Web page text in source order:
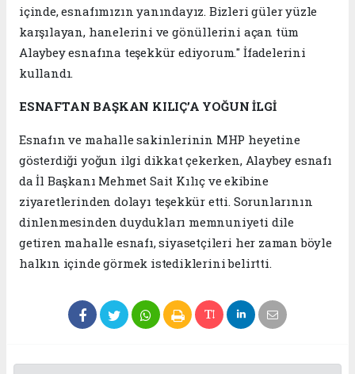
içinde, esnafımızın yanındayız. Bizleri güler yüzle
karşılayan, hanelerini ve gönüllerini açan tüm
Alaybey esnafına teşekkür ediyorum." İfadelerini
kullandı.
ESNAFTAN BAŞKAN KILIÇ’A YOĞUN İLGİ
Esnafın ve mahalle sakinlerinin MHP heyetine
gösterdiği yoğun ilgi dikkat çekerken, Alaybey esnafı
da İl Başkanı Mehmet Sait Kılıç ve ekibine
ziyaretlerinden dolayı teşekkür etti. Sorunlarının
dinlenmesinden duydukları memnuniyeti dile
getiren mahalle esnafı, siyasetçileri her zaman böyle
halkın içinde görmek istediklerini belirtti.